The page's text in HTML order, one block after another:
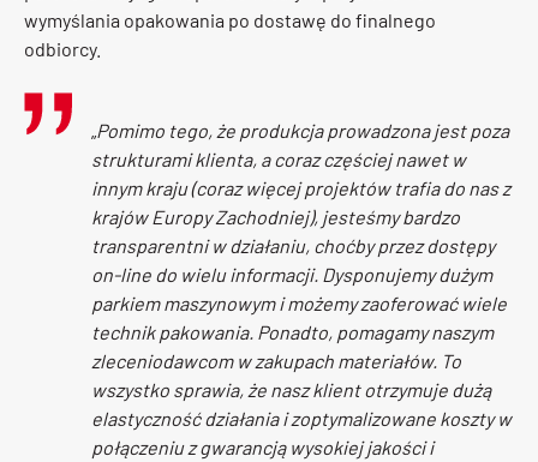
wymyślania opakowania po dostawę do finalnego
odbiorcy.
Pomimo tego, że produkcja prowadzona jest poza
strukturami klienta, a coraz częściej nawet w
innym kraju (coraz więcej projektów trafia do nas z
krajów Europy Zachodniej), jesteśmy bardzo
transparentni w działaniu, choćby przez dostępy
on-line do wielu informacji. Dysponujemy dużym
parkiem maszynowym i możemy zaoferować wiele
technik pakowania. Ponadto, pomagamy naszym
zleceniodawcom w zakupach materiałów. To
wszystko sprawia, że nasz klient otrzymuje dużą
elastyczność działania i zoptymalizowane koszty w
połączeniu z gwarancją wysokiej jakości i